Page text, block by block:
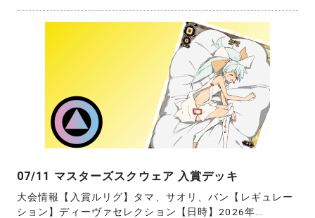
07/11 マスターズスクウェア 入賞デッキ
大会情報【入賞ルリグ】タマ、サオリ、バン【レギュレー
ション】ディーヴァセレクション【日時】2026年...